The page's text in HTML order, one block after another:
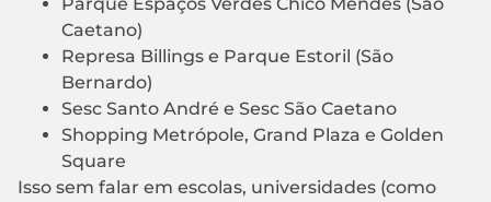
Caetano)
Represa Billings e Parque Estoril (São
Bernardo)
Sesc Santo André e Sesc São Caetano
Shopping Metrópole, Grand Plaza e Golden
Square
Isso sem falar em escolas, universidades (como